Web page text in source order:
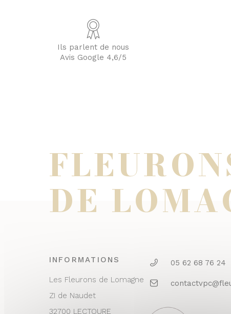
Ils parlent de nous
Avis Google 4,6/5
DE
INFORMATIONS
Les Fleurons de Lomagne
ZI de Naudet
32700 LECTOURE
05 62 68 76 24